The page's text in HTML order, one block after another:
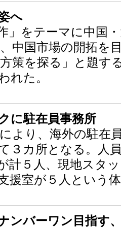
へ
」をテーマに中国
中国市場の開拓を
方策を探る」と題
れた。
に駐在員事務所
より、海外の駐在
３カ所となる。人
計５人、現地スタ
援室が５人という
ンバーワン目指す